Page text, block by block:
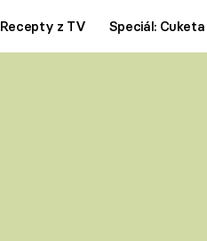
Recepty z TV Speciál: Cuketa